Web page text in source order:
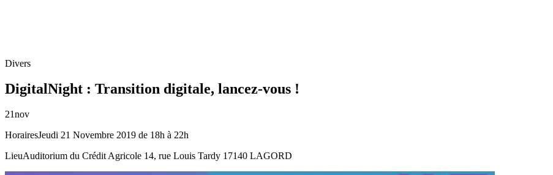
Divers
DigitalNight : Transition digitale, lancez-vous !
21nov
HorairesJeudi 21 Novembre 2019 de 18h à 22h
LieuAuditorium du Crédit Agricole 14, rue Louis Tardy 17140 LAGORD